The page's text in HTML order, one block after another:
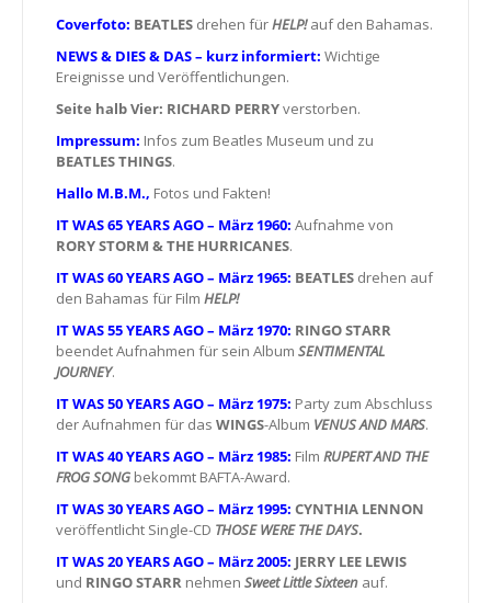
Coverfoto: BEATLES drehen fürHELP!auf den Bahamas.
NEWS & DIES & DAS – kurz informiert: Wichtige
Ereignisse und Veröffentlichungen.
Seite halb Vier: RICHARD PERRYverstorben.
Impressum: Infos zum Beatles Museum und zu
BEATLES THINGS.
Hallo M.B.M., Fotos und Fakten!
IT WAS 65 YEARS AGO – März 1960: Aufnahme von
RORY STORM & THE HURRICANES.
IT WAS 60 YEARS AGO – März 1965: BEATLES drehen auf
den Bahamas für Film HELP!
IT WAS 55 YEARS AGO – März 1970: RINGO STARR
beendet Aufnahmen für sein Album SENTIMENTAL
JOURNEY.
IT WAS 50 YEARS AGO – März 1975: Party zum Abschluss
der Aufnahmen für das WINGS-Album VENUS AND MARS.
IT WAS 40 YEARS AGO – März 1985: Film RUPERT AND THE
FROG SONG bekommt BAFTA-Award.
IT WAS 30 YEARS AGO – März 1995: CYNTHIA LENNON
veröffentlicht Single-CD THOSE WERE THE DAYS.
IT WAS 20 YEARS AGO – März 2005: JERRY LEE LEWIS
und RINGO STARR nehmen Sweet Little Sixteen auf.